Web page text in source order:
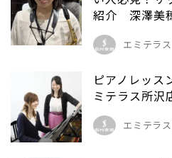
紹介 深澤美
エミテラ
ピアノレッス
ミテラス所沢
エミテラ